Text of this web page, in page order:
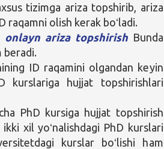
tizimga ariza topshirib, ariza
raqamni olish kerak boʻladi.
onlayn ariza topshirishBunda
ID raqamini olgandan keyin
kurslariga hujjat topshirishlari
PhD kursiga hujjat topshirish
xil yoʻnalishdagi PhD kurslari
kurslar boʻlishi ham